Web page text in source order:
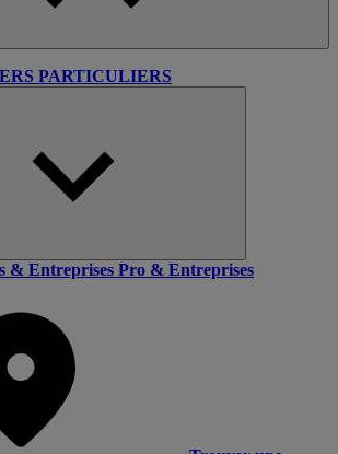
PARTICULIERS
& Entreprises Pro & Entreprises